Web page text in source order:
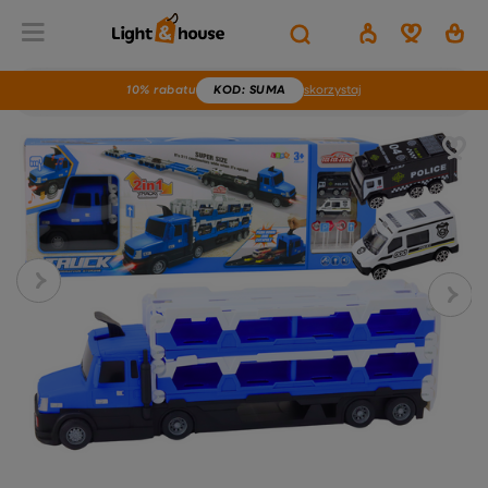
10% rabatu KOD: SUMA skorzystaj